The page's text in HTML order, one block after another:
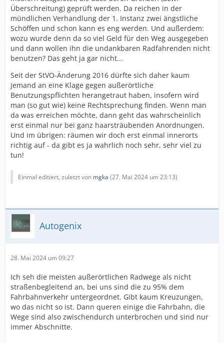
Überschreitung) geprüft werden. Da reichen in der
mündlichen Verhandlung der 1. Instanz zwei ängstliche
Schöffen und schon kann es eng werden. Und außerdem:
wozu wurde denn da so viel Geld für den Weg ausgegeben
und dann wollen ihn die undankbaren Radfahrenden nicht
benutzen? Das geht ja gar nicht...
Seit der StVO-Änderung 2016 dürfte sich daher kaum
jemand an eine Klage gegen außerörtliche
Benutzungspflichten herangetraut haben, insofern wird
man (so gut wie) keine Rechtsprechung finden. Wenn man
da was erreichen möchte, dann geht das wahrscheinlich
erst einmal nur bei ganz haarsträubenden Anordnungen.
Und im übrigen: räumen wir doch erst einmal innerorts
richtig auf - da gibt es ja wahrlich noch sehr, sehr viel zu
tun!
Einmal editiert, zuletzt von mgka (27. Mai 2024 um 23:13)
Autogenix
28. Mai 2024 um 09:27
Ich seh die meisten außerörtlichen Radwege als nicht
straßenbegleitend an, bei uns sind die zu 95% dem
Fahrbahnverkehr untergeordnet. Gibt kaum Kreuzungen,
wo das nicht so ist. Dann queren einige die Fahrbahn, die
Wege sind also zwischendurch unterbrochen und sind nur
immer Abschnitte.